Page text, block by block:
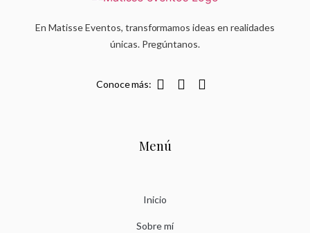
En Matisse Eventos, transformamos ideas en realidades
únicas. Pregúntanos.
Conoce más:
Menú
Inicio
Sobre mí